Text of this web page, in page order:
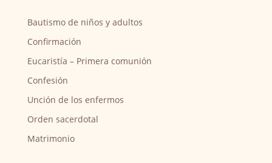
Bautismo de niños y adultos
Confirmación
Eucaristía – Primera comunión
Confesión
Unción de los enfermos
Orden sacerdotal
Matrimonio